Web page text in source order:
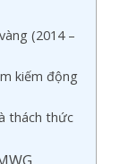
(2014 –
kiếm động
thách thức